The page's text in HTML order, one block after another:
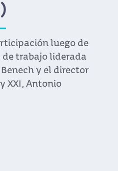
luego de
de trabajo liderada
y el director
XXI, Antonio